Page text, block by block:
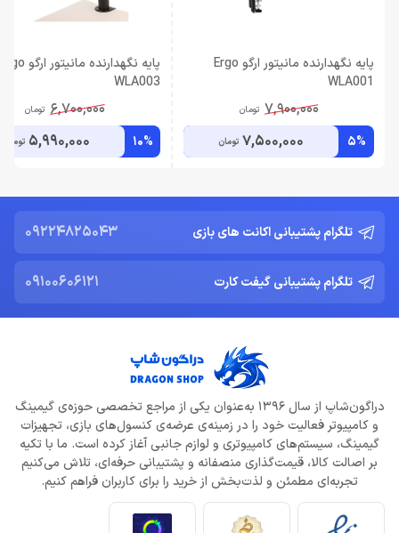
پایه نگهدارنده مانیتور ارگو Ergo
WLA001
7,900,000 تومان
5%
7,500,000 تومان
پایه نگهدارنده مانیتور ارگو Ergo
WLA003
6,700,000 تومان
10%
5,990,000 تومان
تلگرام پشتیبانی اکانت های بازی 09224825043
تلگرام پشتیبانی گیفت کارت 09100606121
دراگون‌شاپ از سال 1396 به‌عنوان یکی از مراجع تخصصی حوزه‌ی گیمینگ
و کامپیوتر فعالیت خود را در زمینه‌ی عرضه‌ی کنسول‌های بازی، تجهیزات
گیمینگ، سیستم‌های کامپیوتری و لوازم جانبی آغاز کرده است. ما با تکیه
بر اصالت کالا، قیمت‌گذاری منصفانه و پشتیبانی حرفه‌ای، تلاش می‌کنیم
تجربه‌ای مطمئن و لذت‌بخش از خرید را برای کاربران فراهم کنیم.